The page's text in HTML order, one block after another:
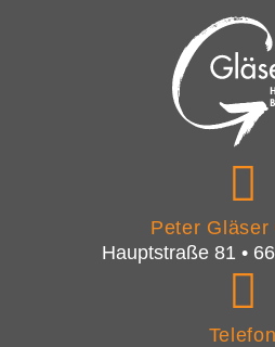
Peter Gläser
Hauptstraße 81 •
Telefon